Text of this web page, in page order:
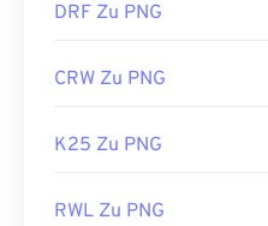
Bildern auszuwählen
DRF Zu PNG
CRW Zu PNG
K25 Zu PNG
RWL Zu PNG